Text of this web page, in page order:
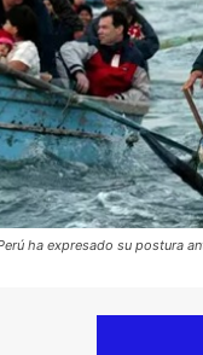
ha expresado su postura